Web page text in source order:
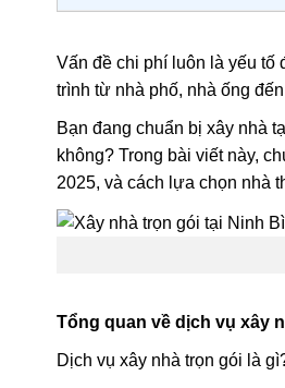
Vấn đề chi phí luôn là yếu tố
trình từ nhà phố, nhà ống
Bạn đang chuẩn bị xây nhà
không? Trong bài viết này,
2025, và cách lựa chọn nhà
Tổng quan về dịch vụ xây
Dịch vụ xây nhà trọn gói là